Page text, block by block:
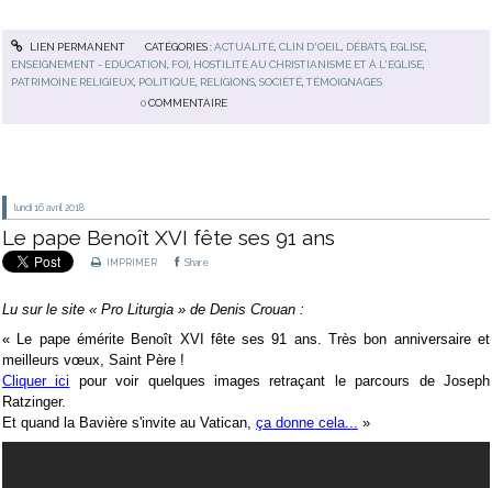
LIEN PERMANENT CATÉGORIES :ACTUALITÉ, CLIN D'OEIL DÉBATS, EGLISE,
ENSEIGNEMENT - EDUCATION FOI HOSTILITÉ AU CHRISTIANISME ET À L'EGLISE
PATRIMOINE RELIGIEUX POLITIQUE RELIGIONS ,SOCIÉTÉ ,TÉMOIGNAGES
0 COMMENTAIRE
lundi 16 avril 2018
Le pape Benoît XVI fête ses 91 ans
IMPRIMER Share
Lu sur le site « Pro Liturgia » de Denis Crouan :
« Le pape émérite Benoît XVI fête ses 91 ans. Très bon anniversaire et
meilleurs vœux, Saint Père !
Cliquer ici
pour voir quelques images retraçant le parcours de Joseph
Ratzinger.
Et quand la Bavière s'invite au Vatican, ça donne cela... »